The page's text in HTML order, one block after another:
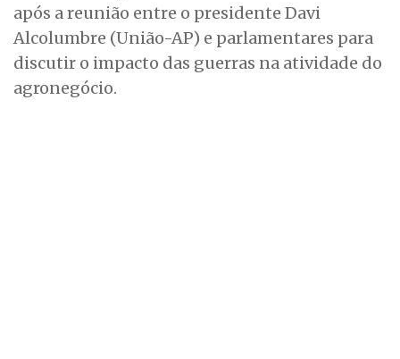
após a reunião entre o presidente Davi
Alcolumbre (União-AP) e parlamentares para
discutir o impacto das guerras na atividade do
agronegócio.